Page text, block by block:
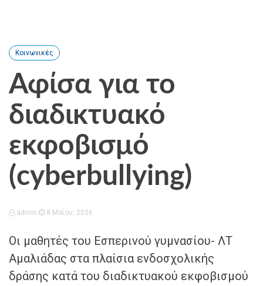
Κοινωνικές
Αφίσα για το
διαδικτυακό
εκφοβισμό
(cyberbullying)
admin 8 Μαΐου, 2026
Οι μαθητές του Εσπερινού γυμνασίου- ΛΤ
Αμαλιάδας στα πλαίσια ενδοσχολικής
δράσης κατά του διαδικτυακού εκφοβισμού